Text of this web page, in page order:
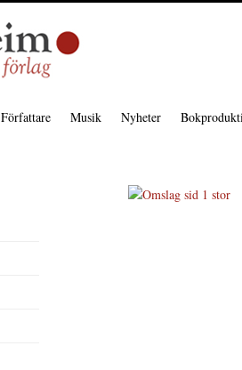
Författare Musik Nyheter